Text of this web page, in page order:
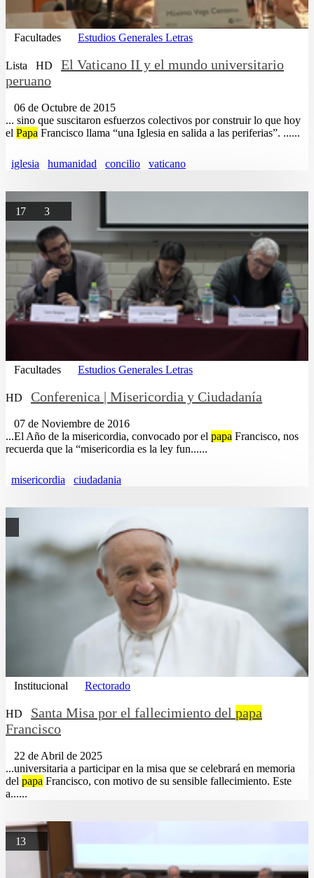
Facultades Estudios Generales Letras
Lista HD
El Vaticano II y el mundo universitario
peruano
06 de Octubre de 2015
... sino que suscitaron esfuerzos colectivos por construir lo que hoy
el Papa Francisco llama “una Iglesia en salida a las periferias”. ......
iglesia humanidad concilio vaticano
17 3
Facultades Estudios Generales Letras
HD Conferenica | Misericordia y Ciudadanía
07 de Noviembre de 2016
...El Año de la misericordia, convocado por el papa Francisco, nos
recuerda que la “misericordia es la ley fun......
misericordia ciudadania
Institucional Rectorado
HD Santa Misa por el fallecimiento del papa
Francisco
22 de Abril de 2025
...universitaria a participar en la misa que se celebrará en memoria
del papa Francisco, con motivo de su sensible fallecimiento. Este
a......
13